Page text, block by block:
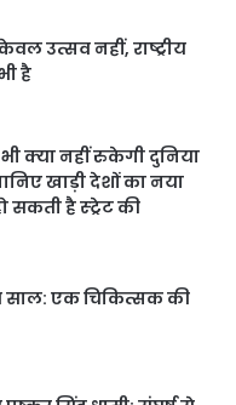
उत्सव नहीं, राष्ट्रीय
है
क्या नहीं रुकेगी दुनिया
खाड़ी देशों का नया
सकती है स्ट्रेट की
साल: एक चिकित्सक की